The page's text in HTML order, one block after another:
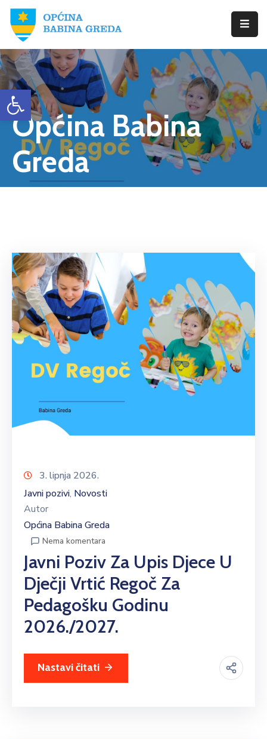
Open toolbar
Početna
Babina
Greda
Istražite
Novosti
Dokumenti
Općina Babina
Greda
3. lipnja 2026.
Javni pozivi‚ Novosti
Autor
Općina Babina Greda
Nema komentara
Javni Poziv Za Upis Djece U
Dječji Vrtić Regoč Za
Pedagošku Godinu
2026./2027.
Nastavi čitati